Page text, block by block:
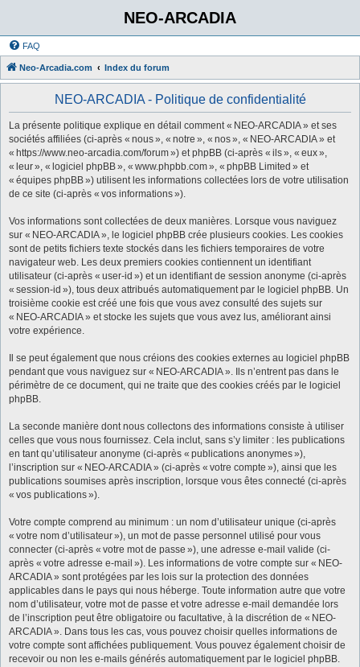
NEO-ARCADIA
FAQ
Neo-Arcadia.com Index du forum
NEO-ARCADIA - Politique de confidentialité
La présente politique explique en détail comment « NEO-ARCADIA » et ses
sociétés affiliées (ci-après « nous », « notre », « nos », « NEO-ARCADIA » et
« https://www.neo-arcadia.com/forum ») et phpBB (ci-après « ils », « eux »,
« leur », « logiciel phpBB », « www.phpbb.com », « phpBB Limited » et
« équipes phpBB ») utilisent les informations collectées lors de votre utilisation
de ce site (ci-après « vos informations »).
Vos informations sont collectées de deux manières. Lorsque vous naviguez
sur « NEO-ARCADIA », le logiciel phpBB crée plusieurs cookies. Les cookies
sont de petits fichiers texte stockés dans les fichiers temporaires de votre
navigateur web. Les deux premiers cookies contiennent un identifiant
utilisateur (ci-après « user-id ») et un identifiant de session anonyme (ci-après
« session-id »), tous deux attribués automatiquement par le logiciel phpBB. Un
troisième cookie est créé une fois que vous avez consulté des sujets sur
« NEO-ARCADIA » et stocke les sujets que vous avez lus, améliorant ainsi
votre expérience.
Il se peut également que nous créions des cookies externes au logiciel phpBB
pendant que vous naviguez sur « NEO-ARCADIA ». Ils n’entrent pas dans le
périmètre de ce document, qui ne traite que des cookies créés par le logiciel
phpBB.
La seconde manière dont nous collectons des informations consiste à utiliser
celles que vous nous fournissez. Cela inclut, sans s’y limiter : les publications
en tant qu’utilisateur anonyme (ci-après « publications anonymes »),
l’inscription sur « NEO-ARCADIA » (ci-après « votre compte »), ainsi que les
publications soumises après inscription, lorsque vous êtes connecté (ci-après
« vos publications »).
Votre compte comprend au minimum : un nom d’utilisateur unique (ci-après
« votre nom d’utilisateur »), un mot de passe personnel utilisé pour vous
connecter (ci-après « votre mot de passe »), une adresse e-mail valide (ci-
après « votre adresse e-mail »). Les informations de votre compte sur « NEO-
ARCADIA » sont protégées par les lois sur la protection des données
applicables dans le pays qui nous héberge. Toute information autre que votre
nom d’utilisateur, votre mot de passe et votre adresse e-mail demandée lors
de l’inscription peut être obligatoire ou facultative, à la discrétion de « NEO-
ARCADIA ». Dans tous les cas, vous pouvez choisir quelles informations de
votre compte sont affichées publiquement. Vous pouvez également choisir de
recevoir ou non les e-mails générés automatiquement par le logiciel phpBB.